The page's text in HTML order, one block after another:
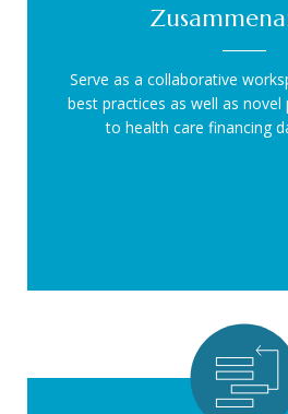
Serve as a collaborative
best practices as well as
to health care financing